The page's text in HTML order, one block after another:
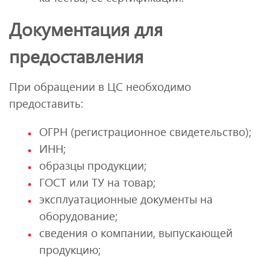
Документация для
предоставления
При обращении в ЦС необходимо
предоставить:
ОГРН (регистрационное свидетельство);
ИНН;
образцы продукции;
ГОСТ или ТУ на товар;
эксплуатационные документы на
оборудование;
сведения о компании, выпускающей
продукцию;